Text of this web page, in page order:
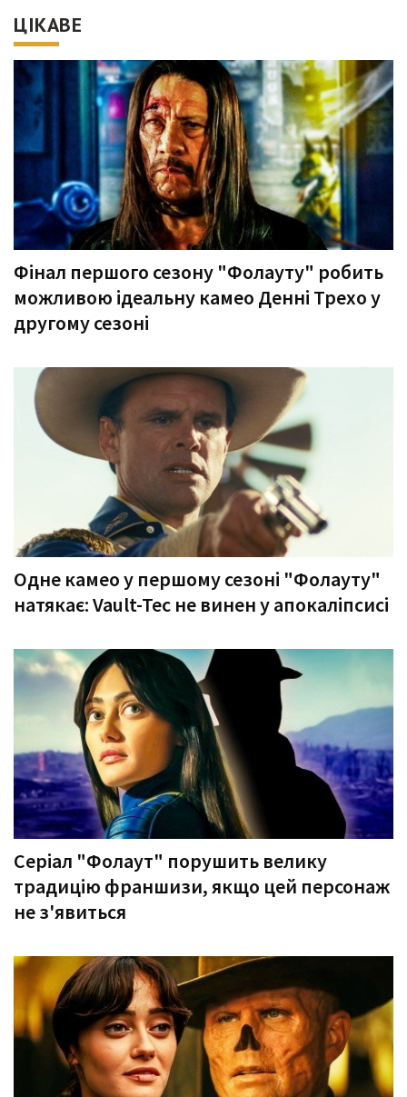
ЦІКАВЕ
Фінал першого сезону "Фолауту" робить
можливою ідеальну камео Денні Трехо у
другому сезоні
Одне камео у першому сезоні "Фолауту"
натякає: Vault-Tec не винен у апокаліпсисі
Серіал "Фолаут" порушить велику
традицію франшизи, якщо цей персонаж
не з'явиться